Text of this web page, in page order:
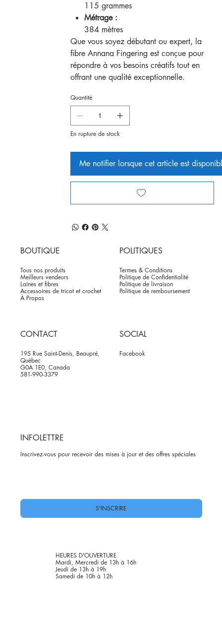
115 grammes
Métrage :
384 mètres
Que vous soyez débutant ou expert, la
fibre Annana Fingering est conçue pour
répondre à vos besoins créatifs tout en
offrant une qualité exceptionnelle.
Quantité
En rupture de stock
Me notifier lorsque cet article est
BOUTIQUE
Tous nos produits
Meilleurs vendeurs
Laines et fibres
Accessoires de tricot et crochet
À Propos
POLITIQUES
Termes & Conditions
Politique de Confidentialité
Politique de livraison
Politique de remboursement
CONTACT
195 Rue Saint-Denis, Beaupré,
Québec
G0A 1E0, Canada
581-990-3379
SOCIAL
Facebook
INFOLETTRE
Inscrivez-vous pour recevoir des mises à jour et des offres spéciales
S'INSCRIRE
HEURES D'OUVERTURE
Mardi, Mercredi de 13h à 16h
Jeudi de 13h à 19h
Samedi de 10h à 12h